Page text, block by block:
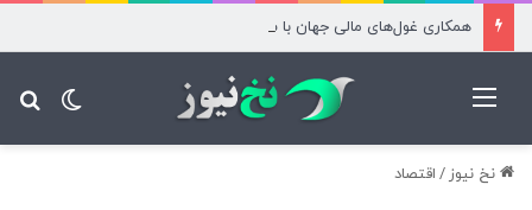
همکاری غول‌های مالی جهان با سیرکل برای راه‌اندازی شبکه آرک
نخ نیوز / اقتصاد